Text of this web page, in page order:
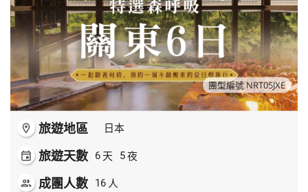
團型編號 NRT05JXE
room 旅遊地區 日本
event 旅遊天數 6 天 5夜
people 成團人數 16 人